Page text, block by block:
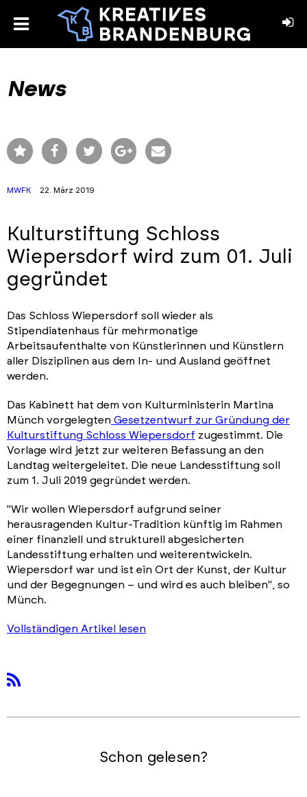
toggle
News
MWFK 22. März 2019
Kulturstiftung Schloss
Wiepersdorf wird zum 01. Juli
gegründet
Das Schloss Wiepersdorf soll wieder als
Stipendiatenhaus für mehrmonatige
Arbeitsaufenthalte von Künstlerinnen und Künstlern
aller Disziplinen aus dem In- und Ausland geöffnet
werden.
Das Kabinett hat dem von Kulturministerin Martina
Münch vorgelegten Gesetzentwurf zur Gründung der
Kulturstiftung Schloss Wiepersdorf zugestimmt. Die
Vorlage wird jetzt zur weiteren Befassung an den
Landtag weitergeleitet. Die neue Landesstiftung soll
zum 1. Juli 2019 gegründet werden.
"Wir wollen Wiepersdorf aufgrund seiner
herausragenden Kultur-Tradition künftig im Rahmen
einer finanziell und strukturell abgesicherten
Landesstiftung erhalten und weiterentwickeln.
Wiepersdorf war und ist ein Ort der Kunst, der Kultur
und der Begegnungen – und wird es auch bleiben", so
Münch.
Vollständigen Artikel lesen
Schon gelesen?